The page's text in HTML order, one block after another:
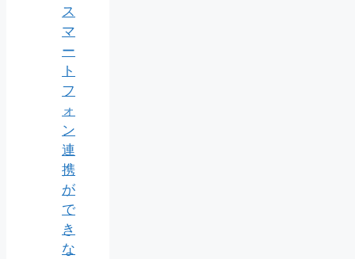
ス
マ
ー
ト
フ
ォ
ン
連
携
が
で
き
な